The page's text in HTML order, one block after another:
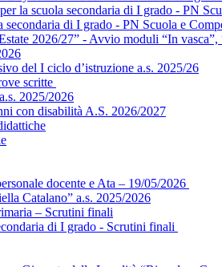
la scuola secondaria di I grado - PN
di I grado - PN Scuola e
2026/27” - Avvio moduli “In
del I ciclo d’istruzione a.s. 2025/26
scritte
2025/2026
con disabilità A.S. 2026/2027
docente e Ata – 19/05/2026
Catalano” a.s. 2025/2026
– Scrutini finali
di I grado - Scrutini finali